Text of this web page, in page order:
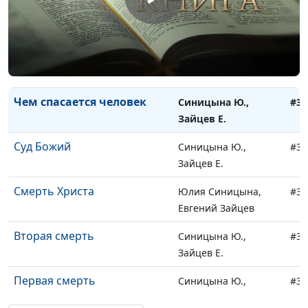
Национальность и религия
Синицына Ю.,
Зайцев Е.
Человек, угодный Господу
Синицына Ю.,
Зайцев Е.
Чем спасается человек
Синицына Ю.,
Зайцев Е.
Суд Божий
Синицына Ю.,
Зайцев Е.
Смерть Христа
Юлия Синицына,
Евгений Зайцев
Вторая смерть
Синицына Ю.,
Зайцев Е.
Первая смерть
Синицына Ю.,